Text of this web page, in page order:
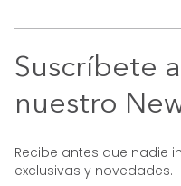
Suscríbete a
nuestro
Recibe antes que nadie
exclusivas y novedades.